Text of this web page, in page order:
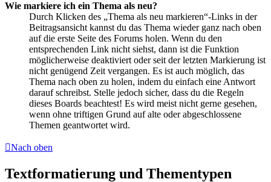
Wie markiere ich ein Thema als neu?
Durch Klicken des „Thema als neu markieren“-Links in der
Beitragsansicht kannst du das Thema wieder ganz nach oben
auf die erste Seite des Forums holen. Wenn du den
entsprechenden Link nicht siehst, dann ist die Funktion
möglicherweise deaktiviert oder seit der letzten Markierung ist
nicht genügend Zeit vergangen. Es ist auch möglich, das
Thema nach oben zu holen, indem du einfach eine Antwort
darauf schreibst. Stelle jedoch sicher, dass du die Regeln
dieses Boards beachtest! Es wird meist nicht gerne gesehen,
wenn ohne triftigen Grund auf alte oder abgeschlossene
Themen geantwortet wird.
Nach oben
Textformatierung und Thementypen